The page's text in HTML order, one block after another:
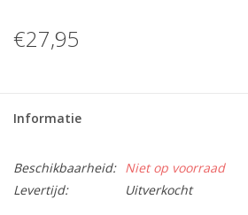
€27,95
Informatie
Beschikbaarheid: Niet op voorraad
Levertijd:
Uitverkocht